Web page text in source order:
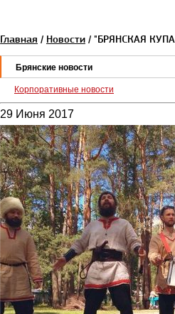
Главная / Новости / "БРЯНСКАЯ
Брянские новости
Корпоративные новости
29 Июня 2017